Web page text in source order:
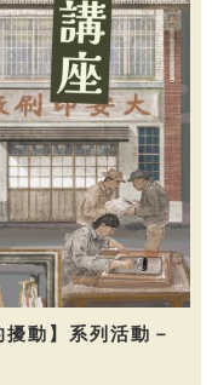
擾動】系列活動－